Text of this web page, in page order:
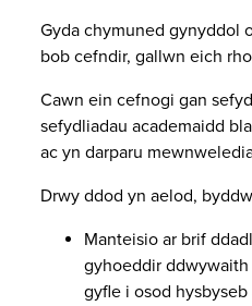
Gyda chymuned gynyddol
bob cefndir, gallwn eich
Cawn ein cefnogi gan
sefydliadau academaidd
ac yn darparu
Drwy ddod yn aelod,
Manteisio ar brif
gyhoeddir
gyfle i osod hysbyseb